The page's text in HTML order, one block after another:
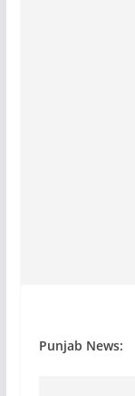
Punjab News: